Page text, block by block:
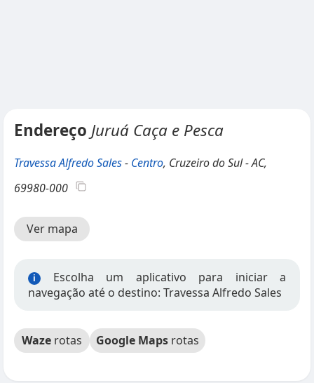
Endereço Juruá Caça e Pesca
Travessa Alfredo Sales- Centro, Cruzeiro do Sul - AC,
69980-000
Ver mapa
i
Escolha um aplicativo para iniciar a
navegação até o destino: Travessa Alfredo Sales
Waze rotas Google Maps rotas